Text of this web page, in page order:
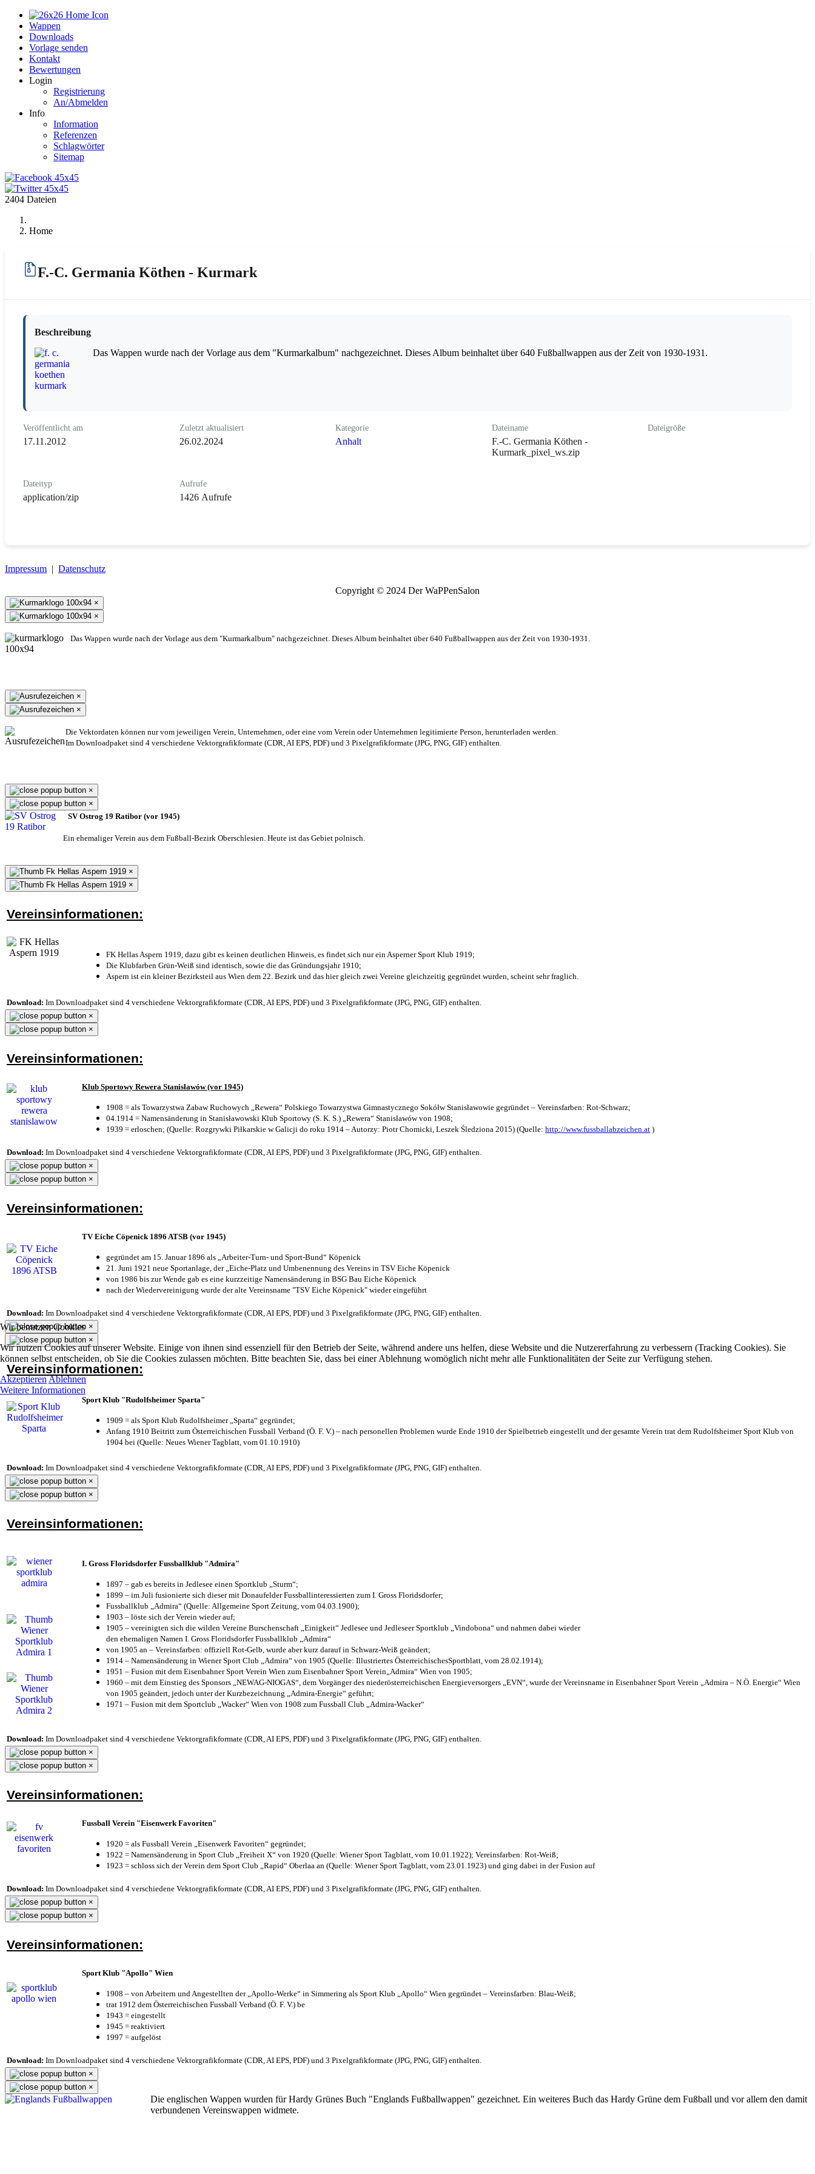
Wappen
Downloads
Vorlage senden
Kontakt
Bewertungen
Login
Registrierung
An/Abmelden
Info
Information
Referenzen
Schlagwörter
Sitemap
2404 Dateien
Home
F.-C. Germania Köthen - Kurmark
Beschreibung
Das Wappen wurde nach der Vorlage aus dem "Kurmarkalbum" nachgezeichnet. Dieses Album beinhaltet über 640 Fußballwappen aus der Zeit von 1930-1931.
Veröffentlicht am
17.11.2012
Zuletzt aktualisiert
26.02.2024
Kategorie
Anhalt
Dateiname
F.-C. Germania Köthen -
Kurmark_pixel_ws.zip
Dateigröße
Dateityp
application/zip
Aufrufe
1426 Aufrufe
Impressum | Datenschutz
Copyright © 2024 Der WaPPenSalon
Wir benutzen Cookies
Wir nutzen Cookies auf unserer Website. Einige von ihnen sind essenziell für den Betrieb der Seite, während andere uns helfen, diese Website und die Nutzererfahrung zu verbessern (Tracking Cookies). Sie
können selbst entscheiden, ob Sie die Cookies zulassen möchten. Bitte beachten Sie, dass bei einer Ablehnung womöglich nicht mehr alle Funktionalitäten der Seite zur Verfügung stehen.
AkzeptierenAblehnen
Weitere Informationen
×
×
Das Wappen wurde nach der Vorlage aus dem "Kurmarkalbum" nachgezeichnet. Dieses Album beinhaltet über 640 Fußballwappen aus der Zeit von 1930-1931.
×
×
Die Vektordaten können nur vom jeweiligen Verein, Unternehmen, oder eine vom Verein oder Unternehmen legitimierte Person, herunterladen werden.
Im Downloadpaket sind 4 verschiedene Vektorgrafikformate (CDR, AI EPS, PDF) und 3 Pixelgrafikformate (JPG, PNG, GIF) enthalten.
×
×
SV Ostrog 19 Ratibor (vor 1945)
Ein ehemaliger Verein aus dem Fußball-Bezirk Oberschlesien. Heute ist das Gebiet polnisch.
×
×
Vereinsinformationen:
FK Hellas Aspern 1919, dazu gibt es keinen deutlichen Hinweis, es findet sich nur ein Asperner Sport Klub 1919;
Die Klubfarben Grün-Weiß sind identisch, sowie die das Gründungsjahr 1910;
Aspern ist ein kleiner Bezirksteil aus Wien dem 22. Bezirk und das hier gleich zwei Vereine gleichzeitig gegründet wurden, scheint sehr fraglich.
Download: Im Downloadpaket sind 4 verschiedene Vektorgrafikformate (CDR, AI EPS, PDF) und 3 Pixelgrafikformate (JPG, PNG, GIF) enthalten.
×
×
Vereinsinformationen:
Klub Sportowy Rewera Stanisławów (vor 1945)
1908 = als Towarzystwa Zabaw Ruchowych „Rewera“ Polskiego Towarzystwa Gimnastycznego Sokółw Stanisławowie gegründet – Vereinsfarben: Rot-Schwarz;
04.1914 = Namensänderung in Stanisławowski Klub Sportowy (S. K. S.) „Rewera“ Stanisławów von 1908;
1939 = erloschen; (Quelle: Rozgrywki Piłkarskie w Galicji do roku 1914 – Autorzy: Piotr Chomicki, Leszek Śledziona 2015) (Quelle: http://www.fussballabzeichen.at )
Download: Im Downloadpaket sind 4 verschiedene Vektorgrafikformate (CDR, AI EPS, PDF) und 3 Pixelgrafikformate (JPG, PNG, GIF) enthalten.
×
×
Vereinsinformationen:
TV Eiche Cöpenick 1896 ATSB (vor 1945)
gegründet am 15. Januar 1896 als „Arbeiter-Turn- und Sport-Bund“ Köpenick
21. Juni 1921 neue Sportanlage, der „Eiche-Platz und Umbenennung des Vereins in TSV Eiche Köpenick
von 1986 bis zur Wende gab es eine kurzzeitige Namensänderung in BSG Bau Eiche Köpenick
nach der Wiedervereinigung wurde der alte Vereinsname "TSV Eiche Köpenick" wieder eingeführt
Download: Im Downloadpaket sind 4 verschiedene Vektorgrafikformate (CDR, AI EPS, PDF) und 3 Pixelgrafikformate (JPG, PNG, GIF) enthalten.
×
×
Vereinsinformationen:
Sport Klub "Rudolfsheimer Sparta"
1909 = als Sport Klub Rudolfsheimer „Sparta“ gegründet;
Anfang 1910 Beitritt zum Österreichischen Fussball Verband (Ö. F. V.) – nach personellen Problemen wurde Ende 1910 der Spielbetrieb eingestellt und der gesamte Verein trat dem Rudolfsheimer Sport Klub von
1904 bei (Quelle: Neues Wiener Tagblatt, vom 01.10.1910)
Download: Im Downloadpaket sind 4 verschiedene Vektorgrafikformate (CDR, AI EPS, PDF) und 3 Pixelgrafikformate (JPG, PNG, GIF) enthalten.
×
×
Vereinsinformationen:
I. Gross Floridsdorfer Fussballklub "Admira"
1897 – gab es bereits in Jedlesee einen Sportklub „Sturm“;
1899 – im Juli fusionierte sich dieser mit Donaufelder Fussballinteressierten zum I. Gross Floridsdorfer;
Fussballklub „Admira“ (Quelle: Allgemeine Sport Zeitung, vom 04.03.1900);
1903 – löste sich der Verein wieder auf;
1905 – vereinigten sich die wilden Vereine Burschenschaft „Einigkeit“ Jedlesee und Jedleseer Sportklub „Vindobona“ und nahmen dabei wieder
den ehemaligen Namen I. Gross Floridsdorfer Fussballklub „Admira“
von 1905 an – Vereinsfarben: offiziell Rot-Gelb, wurde aber kurz darauf in Schwarz-Weiß geändert;
1914 – Namensänderung in Wiener Sport Club „Admira“ von 1905 (Quelle: Illustriertes ÖsterreichischesSportblatt, vom 28.02.1914);
1951 – Fusion mit dem Eisenbahner Sport Verein Wien zum Eisenbahner Sport Verein„Admira“ Wien von 1905;
1960 – mit dem Einstieg des Sponsors „NEWAG-NIOGAS“, dem Vorgänger des niederösterreichischen Energieversorgers „EVN“, wurde der Vereinsname in Eisenbahner Sport Verein „Admira – N.Ö. Energie“ Wien
von 1905 geändert, jedoch unter der Kurzbezeichnung „Admira-Energie“ geführt;
1971 – Fusion mit dem Sportclub „Wacker“ Wien von 1908 zum Fussball Club „Admira-Wacker“
Download: Im Downloadpaket sind 4 verschiedene Vektorgrafikformate (CDR, AI EPS, PDF) und 3 Pixelgrafikformate (JPG, PNG, GIF) enthalten.
×
×
Vereinsinformationen:
Fussball Verein "Eisenwerk Favoriten"
1920 = als Fussball Verein „Eisenwerk Favoriten“ gegründet;
1922 = Namensänderung in Sport Club „Freiheit X“ von 1920 (Quelle: Wiener Sport Tagblatt, vom 10.01.1922); Vereinsfarben: Rot-Weiß;
1923 = schloss sich der Verein dem Sport Club „Rapid“ Oberlaa an (Quelle: Wiener Sport Tagblatt, vom 23.01.1923) und ging dabei in der Fusion auf
Download: Im Downloadpaket sind 4 verschiedene Vektorgrafikformate (CDR, AI EPS, PDF) und 3 Pixelgrafikformate (JPG, PNG, GIF) enthalten.
×
×
Vereinsinformationen:
Sport Klub "Apollo" Wien
1908 – von Arbeitern und Angestellten der „Apollo-Werke“ in Simmering als Sport Klub „Apollo“ Wien gegründet – Vereinsfarben: Blau-Weiß;
trat 1912 dem Österreichischen Fussball Verband (Ö. F. V.) be
1943 = eingestellt
1945 = reaktiviert
1997 = aufgelöst
Download: Im Downloadpaket sind 4 verschiedene Vektorgrafikformate (CDR, AI EPS, PDF) und 3 Pixelgrafikformate (JPG, PNG, GIF) enthalten.
×
×
Die englischen Wappen wurden für Hardy Grünes Buch "Englands Fußballwappen" gezeichnet. Ein weiteres Buch das Hardy Grüne dem Fußball und vor allem den damit
verbundenen Vereinswappen widmete.